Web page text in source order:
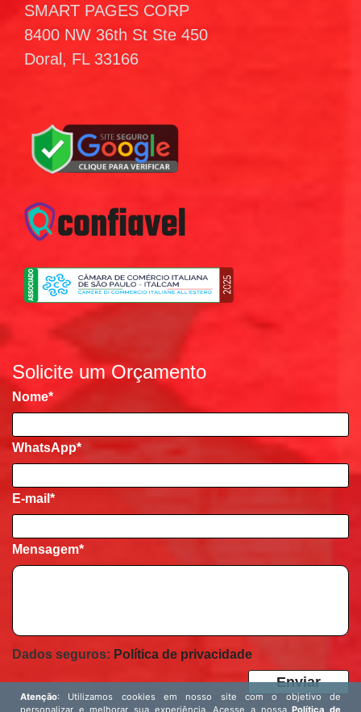
SMART PAGES CORP
8400 NW 36th St Ste 450
Doral, FL 33166
Solicite um Orçamento
Nome*
WhatsApp*
E-mail *
Mensagem*
Dados seguros: Política de privacidade